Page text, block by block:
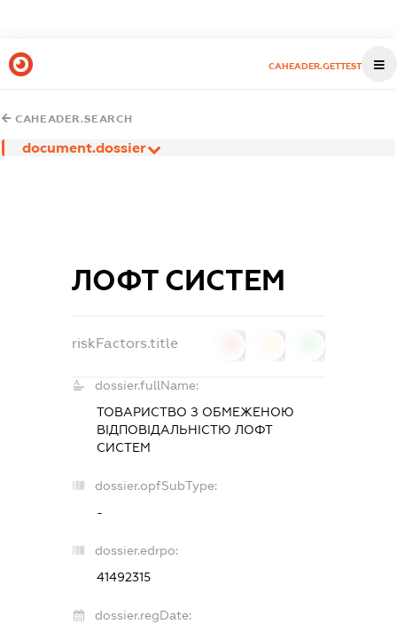
CAHEADER.GETTEST
CAHEADER.SEARCH
document.dossier
ЛОФТ СИСТЕМ
riskFactors.title
dossier.fullName:
ТОВАРИСТВО З ОБМЕЖЕНОЮ
ВІДПОВІДАЛЬНІСТЮ ЛОФТ
СИСТЕМ
dossier.opfSubType:
-
dossier.edrpo:
41492315
dossier.regDate: